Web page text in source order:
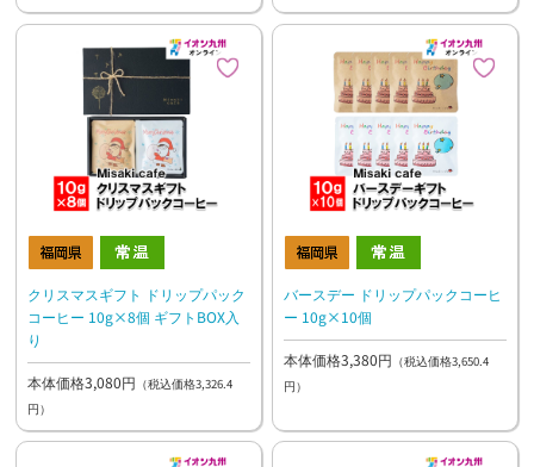
クリスマスギフト ドリップパック
コーヒー 10g×8個 ギフトBOX入
り
本体価格3,080円 （税込価格3,326.4
円）
バースデー ドリップパックコーヒ
ー 10g×10個
本体価格3,380円 （税込価格3,650.4
円）